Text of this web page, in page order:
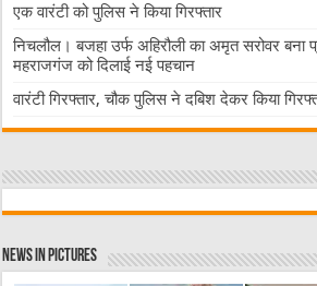
एक वारंटी को पुलिस ने किया गिरफ्तार
निचलौल। बजहा उर्फ अहिरौली का अमृत सरोवर बना
महराजगंज को दिलाई नई पहचान
वारंटी गिरफ्तार, चौक पुलिस ने दबिश देकर किया
News in Pictures